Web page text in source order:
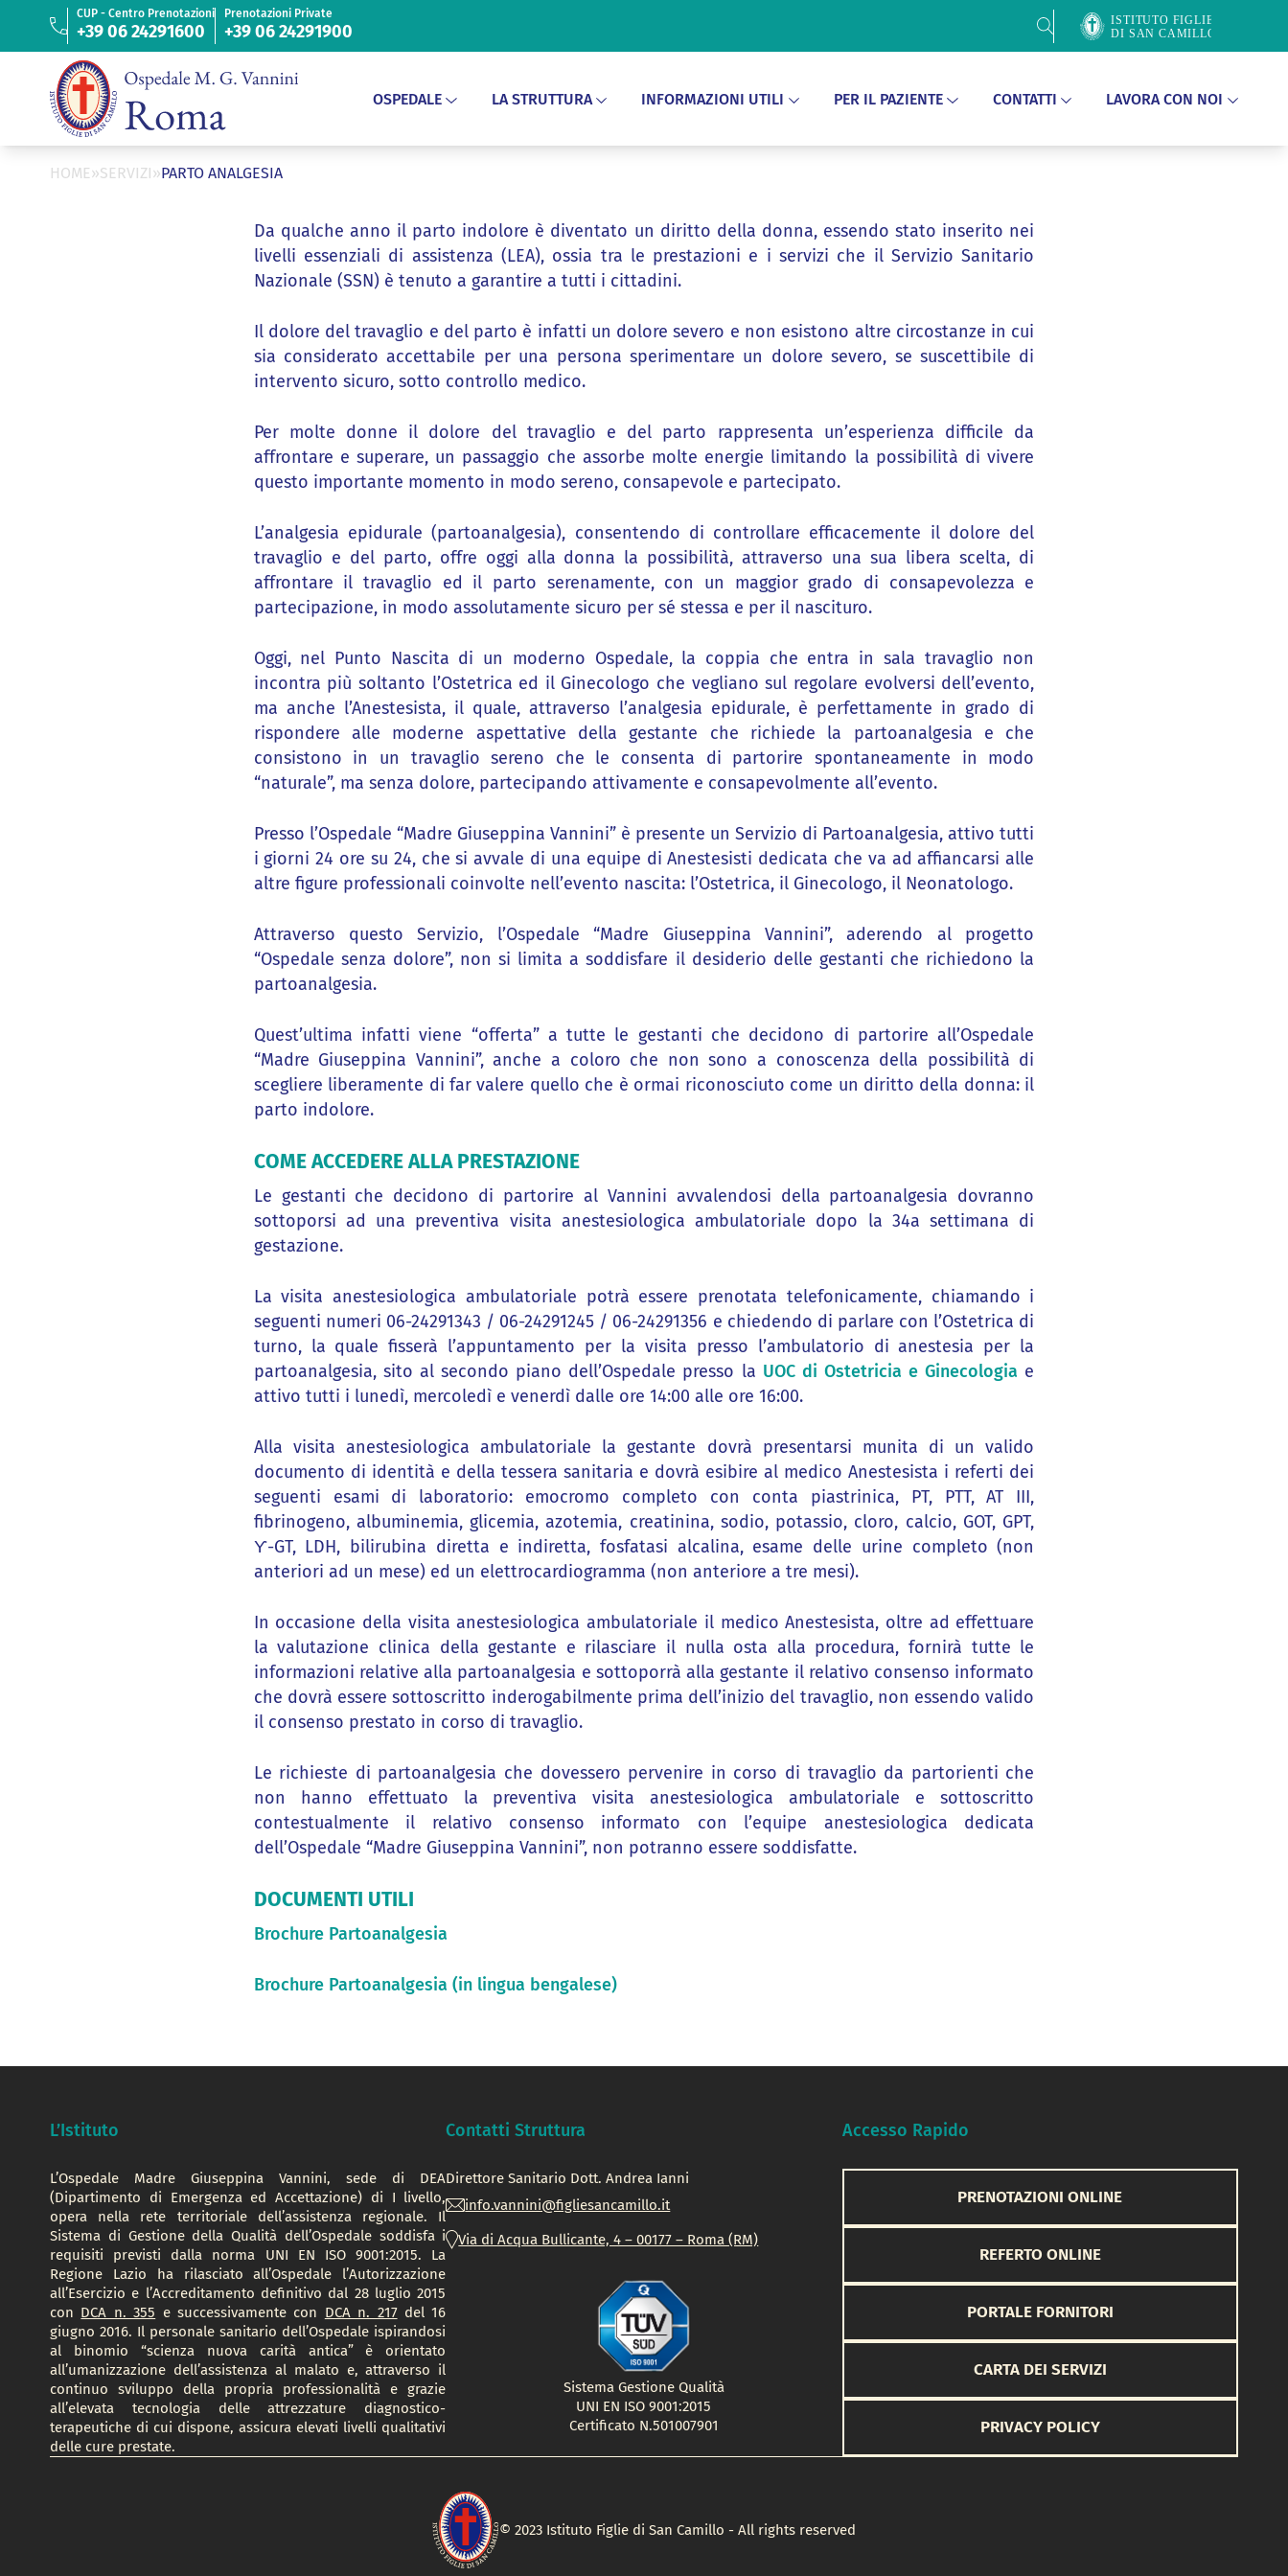
ISTITUTO FIGLIE
DI SAN CAMILLOCUP - Centro Prenotazioni
+39 06 24291600
Prenotazioni Private
+39 06 24291900
Cerca
OSPEDALE
LA STRUTTURA INFORMAZIONI UTILI PER IL PAZIENTE CONTATTI LAVORA CON NOI
HOME»SERVIZI»PARTO ANALGESIA
Da qualche anno il parto indolore è diventato un diritto della donna, essendo stato inserito nei
livelli essenziali di assistenza (LEA), ossia tra le prestazioni e i servizi che il Servizio Sanitario
Nazionale (SSN) è tenuto a garantire a tutti i cittadini.
Il dolore del travaglio e del parto è infatti un dolore severo e non esistono altre circostanze in cui
sia considerato accettabile per una persona sperimentare un dolore severo, se suscettibile di
intervento sicuro, sotto controllo medico.
Per molte donne il dolore del travaglio e del parto rappresenta un’esperienza difficile da
affrontare e superare, un passaggio che assorbe molte energie limitando la possibilità di vivere
questo importante momento in modo sereno, consapevole e partecipato.
L’analgesia epidurale (partoanalgesia), consentendo di controllare efficacemente il dolore del
travaglio e del parto, offre oggi alla donna la possibilità, attraverso una sua libera scelta, di
affrontare il travaglio ed il parto serenamente, con un maggior grado di consapevolezza e
partecipazione, in modo assolutamente sicuro per sé stessa e per il nascituro.
Oggi, nel Punto Nascita di un moderno Ospedale, la coppia che entra in sala travaglio non
incontra più soltanto l’Ostetrica ed il Ginecologo che vegliano sul regolare evolversi dell’evento,
ma anche l’Anestesista, il quale, attraverso l’analgesia epidurale, è perfettamente in grado di
rispondere alle moderne aspettative della gestante che richiede la partoanalgesia e che
consistono in un travaglio sereno che le consenta di partorire spontaneamente in modo
“naturale”, ma senza dolore, partecipando attivamente e consapevolmente all’evento.
Presso l’Ospedale “Madre Giuseppina Vannini” è presente un Servizio di Partoanalgesia, attivo tutti
i giorni 24 ore su 24, che si avvale di una equipe di Anestesisti dedicata che va ad affiancarsi alle
altre figure professionali coinvolte nell’evento nascita: l’Ostetrica, il Ginecologo, il Neonatologo.
Attraverso questo Servizio, l’Ospedale “Madre Giuseppina Vannini”, aderendo al progetto
“Ospedale senza dolore”, non si limita a soddisfare il desiderio delle gestanti che richiedono la
partoanalgesia.
Quest’ultima infatti viene “offerta” a tutte le gestanti che decidono di partorire all’Ospedale
“Madre Giuseppina Vannini”, anche a coloro che non sono a conoscenza della possibilità di
scegliere liberamente di far valere quello che è ormai riconosciuto come un diritto della donna: il
parto indolore.
COME ACCEDERE ALLA PRESTAZIONE
Le gestanti che decidono di partorire al Vannini avvalendosi della partoanalgesia dovranno
sottoporsi ad una preventiva visita anestesiologica ambulatoriale dopo la 34a settimana di
gestazione.
La visita anestesiologica ambulatoriale potrà essere prenotata telefonicamente, chiamando i
seguenti numeri 06-24291343 / 06-24291245 / 06-24291356 e chiedendo di parlare con l’Ostetrica di
turno, la quale fisserà l’appuntamento per la visita presso l’ambulatorio di anestesia per la
partoanalgesia, sito al secondo piano dell’Ospedale presso la UOC di Ostetricia e Ginecologia e
attivo tutti i lunedì, mercoledì e venerdì dalle ore 14:00 alle ore 16:00.
Alla visita anestesiologica ambulatoriale la gestante dovrà presentarsi munita di un valido
documento di identità e della tessera sanitaria e dovrà esibire al medico Anestesista i referti dei
seguenti esami di laboratorio: emocromo completo con conta piastrinica, PT, PTT, AT III,
fibrinogeno, albuminemia, glicemia, azotemia, creatinina, sodio, potassio, cloro, calcio, GOT, GPT,
ϒ-GT, LDH, bilirubina diretta e indiretta, fosfatasi alcalina, esame delle urine completo (non
anteriori ad un mese) ed un elettrocardiogramma (non anteriore a tre mesi).
In occasione della visita anestesiologica ambulatoriale il medico Anestesista, oltre ad effettuare
la valutazione clinica della gestante e rilasciare il nulla osta alla procedura, fornirà tutte le
informazioni relative alla partoanalgesia e sottoporrà alla gestante il relativo consenso informato
che dovrà essere sottoscritto inderogabilmente prima dell’inizio del travaglio, non essendo valido
il consenso prestato in corso di travaglio.
Le richieste di partoanalgesia che dovessero pervenire in corso di travaglio da partorienti che
non hanno effettuato la preventiva visita anestesiologica ambulatoriale e sottoscritto
contestualmente il relativo consenso informato con l’equipe anestesiologica dedicata
dell’Ospedale “Madre Giuseppina Vannini”, non potranno essere soddisfatte.
DOCUMENTI UTILI
Brochure Partoanalgesia
Brochure Partoanalgesia (in lingua bengalese)
L’Istituto
L’Ospedale Madre Giuseppina Vannini, sede di DEA
(Dipartimento di Emergenza ed Accettazione) di I livello,
opera nella rete territoriale dell’assistenza regionale. Il
Sistema di Gestione della Qualità dell’Ospedale soddisfa i
requisiti previsti dalla norma UNI EN ISO 9001:2015. La
Regione Lazio ha rilasciato all’Ospedale l’Autorizzazione
all’Esercizio e l’Accreditamento definitivo dal 28 luglio 2015
con DCA n. 355 e successivamente con DCA n. 217del 16
giugno 2016. Il personale sanitario dell’Ospedale ispirandosi
al binomio “scienza nuova carità antica” è orientato
all’umanizzazione dell’assistenza al malato e, attraverso il
continuo sviluppo della propria professionalità e grazie
all’elevata tecnologia delle attrezzature diagnostico-
terapeutiche di cui dispone, assicura elevati livelli qualitativi
delle cure prestate.
Contatti Struttura
Direttore Sanitario Dott.Andrea Ianni
info.vannini@figliesancamillo.it
Via di Acqua Bullicante, 4 – 00177 – Roma (RM)
Sistema Gestione Qualità
UNI EN ISO 9001:2015
Certificato N.501007901
Accesso Rapido
PRENOTAZIONI ONLINE
REFERTO ONLINE
PORTALE FORNITORI
CARTA DEI SERVIZI
PRIVACY POLICY
© 2023 Istituto Figlie di San Camillo - All rights reserved
PER IL
PAZIENTE
CONTATTI
CON